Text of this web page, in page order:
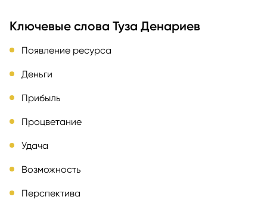
Ключевые слова Туза Денариев
Появление ресурса
Деньги
Прибыль
Процветание
Удача
Возможность
Перспектива